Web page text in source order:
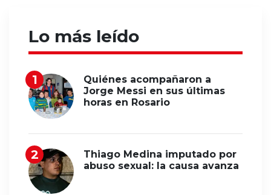
Lo más leído
Quiénes acompañaron a
Jorge Messi en sus últimas
horas en Rosario
Thiago Medina imputado por
abuso sexual: la causa avanza